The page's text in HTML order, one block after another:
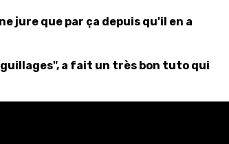
jure que par ça depuis qu'il en a
a fait un très bon tuto qui